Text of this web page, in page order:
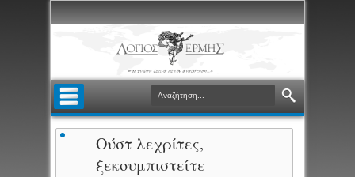
Ούστ λεχρίτες,
ξεκουμπιστείτε